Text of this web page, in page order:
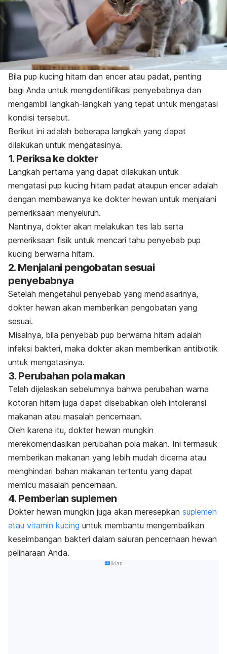
Bila pup kucing hitam dan encer atau padat, penting
bagi Anda untuk mengidentifikasi penyebabnya dan
mengambil langkah-langkah yang tepat untuk mengatasi
kondisi tersebut.
Berikut ini adalah beberapa langkah yang dapat
dilakukan untuk mengatasinya.
1. Periksa ke dokter
Langkah pertama yang dapat dilakukan untuk
mengatasi pup kucing hitam padat ataupun encer adalah
dengan membawanya ke dokter hewan untuk menjalani
pemeriksaan menyeluruh.
Nantinya, dokter akan melakukan tes lab serta
pemeriksaan fisik untuk mencari tahu penyebab pup
kucing berwarna hitam.
2. Menjalani pengobatan sesuai
penyebabnya
Setelah mengetahui penyebab yang mendasarinya,
dokter hewan akan memberikan pengobatan yang
sesuai.
Misalnya, bila penyebab pup berwarna hitam adalah
infeksi bakteri, maka dokter akan memberikan antibiotik
untuk mengatasinya.
3. Perubahan pola makan
Telah dijelaskan sebelumnya bahwa perubahan warna
kotoran hitam juga dapat disebabkan oleh intoleransi
makanan atau masalah pencernaan.
Oleh karena itu, dokter hewan mungkin
merekomendasikan perubahan pola makan. Ini termasuk
memberikan makanan yang lebih mudah dicerna atau
menghindari bahan makanan tertentu yang dapat
memicu masalah pencernaan.
4. Pemberian suplemen
Dokter hewan mungkin juga akan meresepkan suplemen
atau vitamin kucing untuk membantu mengembalikan
keseimbangan bakteri dalam saluran pencernaan hewan
peliharaan Anda.
Iklan